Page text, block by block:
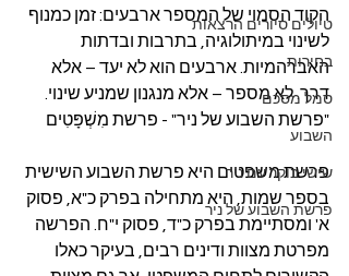
טיולים סיורים הרצאות
בחירות
סמל מסכם
השבוע
שישי בוקר עם ניר
פרשת השבוע של ניר
הקוד הסמוי של המספר ארבעים: זמן כמנוף
לשינוי במיתולוגיה, בתרבות ובדתות
האברהמיות. ארבעים הוא לא יעד – אלא
דרך. לא מספר – אלא מנגנון שמניע שינוי.
"פרשת השבוע של ניר" - פרשת מִשְׁפָּטִים
פרשת משפטים היא פרשת השבוע השישית
בספר שמות, היא מתחילה בפרק כ"א, פסוק
א' ומסתיימת בפרק כ"ד, פסוק י"ח. הפרשה
מפרטת מצוות ודינים רבים, בעיקר כאלו